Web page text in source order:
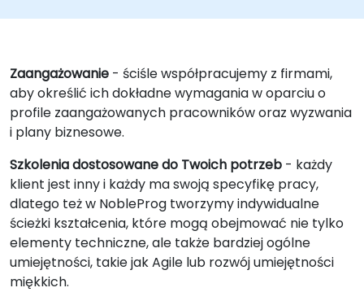
Zaangażowanie - ściśle współpracujemy z firmami,
aby określić ich dokładne wymagania w oparciu o
profile zaangażowanych pracowników oraz wyzwania
i plany biznesowe.
Szkolenia dostosowane do Twoich potrzeb - każdy
klient jest inny i każdy ma swoją specyfikę pracy,
dlatego też w NobleProg tworzymy indywidualne
ścieżki kształcenia, które mogą obejmować nie tylko
elementy techniczne, ale także bardziej ogólne
umiejętności, takie jak Agile lub rozwój umiejętności
miękkich.